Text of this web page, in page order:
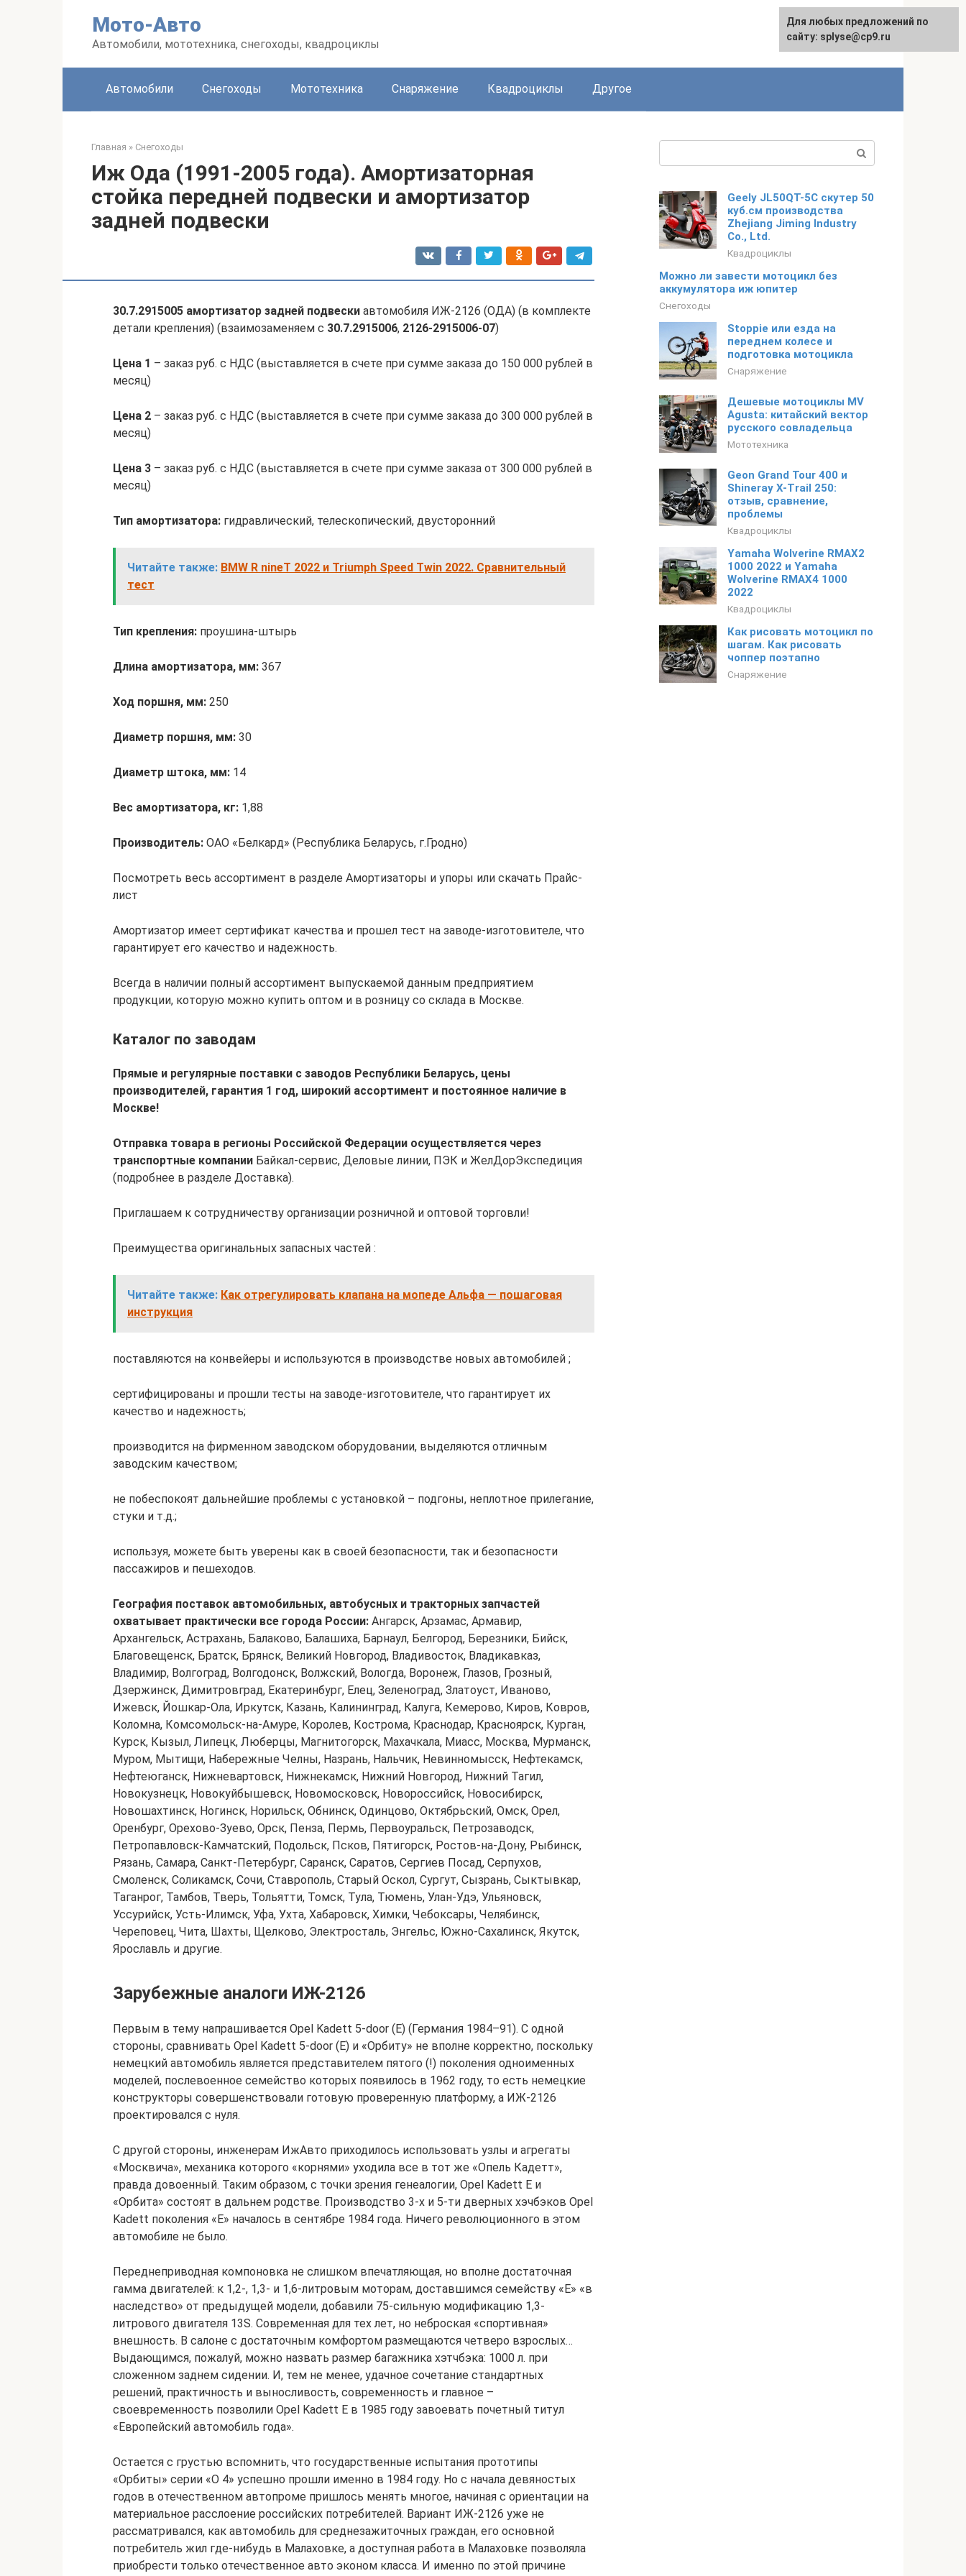
Мото-Авто
Автомобили, мототехника, снегоходы, квадроциклы
Автомобили Снегоходы Мототехника Снаряжение Квадроциклы Другое
Главная » Снегоходы
Иж Ода (1991-2005 года). Амортизаторная
стойка передней подвески и амортизатор
задней подвески
30.7.2915005 амортизатор задней подвески автомобиля ИЖ-2126 (ОДА) (в комплекте
детали крепления) (взаимозаменяем с 30.7.2915006, 2126-2915006-07)
Цена 1 – заказ руб. с НДС (выставляется в счете при сумме заказа до 150 000 рублей в
месяц)
Цена 2 – заказ руб. с НДС (выставляется в счете при сумме заказа до 300 000 рублей в
месяц)
Цена 3 – заказ руб. с НДС (выставляется в счете при сумме заказа от 300 000 рублей в
месяц)
Тип амортизатора: гидравлический, телескопический, двусторонний
Читайте также: BMW R nineT 2022 и Triumph Speed Twin 2022. Сравнительный
тест
Тип крепления: проушина-штырь
Длина амортизатора, мм: 367
Ход поршня, мм: 250
Диаметр поршня, мм: 30
Диаметр штока, мм: 14
Вес амортизатора, кг: 1,88
Производитель: ОАО «Белкард» (Республика Беларусь, г.Гродно)
Посмотреть весь ассортимент в разделе Амортизаторы и упоры или скачать Прайс-
лист
Амортизатор имеет сертификат качества и прошел тест на заводе-изготовителе, что
гарантирует его качество и надежность.
Всегда в наличии полный ассортимент выпускаемой данным предприятием
продукции, которую можно купить оптом и в розницу со склада в Москве.
Каталог по заводам
Прямые и регулярные поставки с заводов Республики Беларусь, цены
производителей, гарантия 1 год, широкий ассортимент и постоянное наличие в
Москве!
Отправка товара в регионы Российской Федерации осуществляется через
транспортные компании Байкал-сервис, Деловые линии, ПЭК и ЖелДорЭкспедиция
(подробнее в разделе Доставка).
Приглашаем к сотрудничеству организации розничной и оптовой торговли!
Преимущества оригинальных запасных частей :
Читайте также: Как отрегулировать клапана на мопеде Альфа — пошаговая
инструкция
поставляются на конвейеры и используются в производстве новых автомобилей ;
сертифицированы и прошли тесты на заводе-изготовителе, что гарантирует их
качество и надежность;
производится на фирменном заводском оборудовании, выделяются отличным
заводским качеством;
не побеспокоят дальнейшие проблемы с установкой – подгоны, неплотное прилегание,
стуки и т.д.;
используя, можете быть уверены как в своей безопасности, так и безопасности
пассажиров и пешеходов.
География поставок автомобильных, автобусных и тракторных запчастей
охватывает практически все города России: Ангарск, Арзамас, Армавир,
Архангельск, Астрахань, Балаково, Балашиха, Барнаул, Белгород, Березники, Бийск,
Благовещенск, Братск, Брянск, Великий Новгород, Владивосток, Владикавказ,
Владимир, Волгоград, Волгодонск, Волжский, Вологда, Воронеж, Глазов, Грозный,
Дзержинск, Димитровград, Екатеринбург, Елец, Зеленоград, Златоуст, Иваново,
Ижевск, Йошкар-Ола, Иркутск, Казань, Калининград, Калуга, Кемерово, Киров, Ковров,
Коломна, Комсомольск-на-Амуре, Королев, Кострома, Краснодар, Красноярск, Курган,
Курск, Кызыл, Липецк, Люберцы, Магнитогорск, Махачкала, Миасс, Москва, Мурманск,
Муром, Мытищи, Набережные Челны, Назрань, Нальчик, Невинномысск, Нефтекамск,
Нефтеюганск, Нижневартовск, Нижнекамск, Нижний Новгород, Нижний Тагил,
Новокузнецк, Новокуйбышевск, Новомосковск, Новороссийск, Новосибирск,
Новошахтинск, Ногинск, Норильск, Обнинск, Одинцово, Октябрьский, Омск, Орел,
Оренбург, Орехово-Зуево, Орск, Пенза, Пермь, Первоуральск, Петрозаводск,
Петропавловск-Камчатский, Подольск, Псков, Пятигорск, Ростов-на-Дону, Рыбинск,
Рязань, Самара, Санкт-Петербург, Саранск, Саратов, Сергиев Посад, Серпухов,
Смоленск, Соликамск, Сочи, Ставрополь, Старый Оскол, Сургут, Сызрань, Сыктывкар,
Таганрог, Тамбов, Тверь, Тольятти, Томск, Тула, Тюмень, Улан-Удэ, Ульяновск,
Уссурийск, Усть-Илимск, Уфа, Ухта, Хабаровск, Химки, Чебоксары, Челябинск,
Череповец, Чита, Шахты, Щелково, Электросталь, Энгельс, Южно-Сахалинск, Якутск,
Ярославль и другие.
Зарубежные аналоги ИЖ-2126
Первым в тему напрашивается Opel Kadett 5-door (E) (Германия 1984–91). С одной
стороны, сравнивать Opel Kadett 5-door (E) и «Орбиту» не вполне корректно, поскольку
немецкий автомобиль является представителем пятого (!) поколения одноименных
моделей, послевоенное семейство которых появилось в 1962 году, то есть немецкие
конструкторы совершенствовали готовую проверенную платформу, а ИЖ-2126
проектировался с нуля.
С другой стороны, инженерам ИжАвто приходилось использовать узлы и агрегаты
«Москвича», механика которого «корнями» уходила все в тот же «Опель Кадетт»,
правда довоенный. Таким образом, с точки зрения генеалогии, Opel Kadett Е и
«Орбита» состоят в дальнем родстве. Производство 3-х и 5-ти дверных хэчбэков Opel
Kadett поколения «Е» началось в сентябре 1984 года. Ничего революционного в этом
автомобиле не было.
Переднеприводная компоновка не слишком впечатляющая, но вполне достаточная
гамма двигателей: к 1,2-, 1,3- и 1,6-литровым моторам, доставшимся семейству «Е» «в
наследство» от предыдущей модели, добавили 75-сильную модификацию 1,3-
литрового двигателя 13S. Современная для тех лет, но неброская «спортивная»
внешность. В салоне с достаточным комфортом размещаются четверо взрослых…
Выдающимся, пожалуй, можно назвать размер багажника хэтчбэка: 1000 л. при
сложенном заднем сидении. И, тем не менее, удачное сочетание стандартных
решений, практичность и выносливость, современность и главное –
своевременность позволили Opel Kadett E в 1985 году завоевать почетный титул
«Европейский автомобиль года».
Остается с грустью вспомнить, что государственные испытания прототипы
«Орбиты» серии «О 4» успешно прошли именно в 1984 году. Но с начала девяностых
годов в отечественном автопроме пришлось менять многое, начиная с ориентации на
материальное расслоение российских потребителей. Вариант ИЖ-2126 уже не
рассматривался, как автомобиль для среднезажиточных граждан, его основной
потребитель жил где-нибудь в Малаховке, а доступная работа в Малаховке позволяла
приобрести только отечественное авто эконом класса. И именно по этой причине
Geely JL50QT-5C скутер 50
куб.см производства
Zhejiang Jiming Industry
Co., Ltd.
Квадроциклы
Можно ли завести мотоцикл без
аккумулятора иж юпитер
Снегоходы
Stoppie или езда на
переднем колесе и
подготовка мотоцикла
Снаряжение
Дешевые мотоциклы MV
Agusta: китайский вектор
русского совладельца
Мототехника
Geon Grand Tour 400 и
Shineray X-Trail 250:
отзыв, сравнение,
проблемы
Квадроциклы
Yamaha Wolverine RMAX2
1000 2022 и Yamaha
Wolverine RMAX4 1000
2022
Квадроциклы
Как рисовать мотоцикл по
шагам. Как рисовать
чоппер поэтапно
Снаряжение
Для любых предложений по
сайту: splyse@cp9.ru